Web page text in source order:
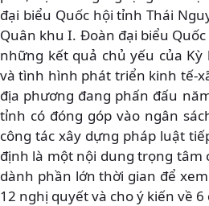
đại biểu Quốc hội tỉnh Thái
Quân khu I. Đoàn đại biểu
những kết quả chủ yếu của Kỳ
và tình hình phát triển kinh tế-
địa phương đang phấn đấu
tỉnh có đóng góp vào ngân
công tác xây dựng pháp luật
định là một nội dung trọng tâm
dành phần lớn thời gian để
12 nghị quyết và cho ý kiến về